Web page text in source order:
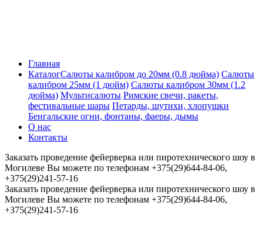
Главная
КаталогСалюты калибром до 20мм (0.8 дюйма) Салюты
калибром 25мм (1 дюйм) Салюты калибром 30мм (1.2
дюйма) Мультисалюты Римские свечи, ракеты,
фестивальные шары Петарды, шутихи, хлопушки
Бенгальские огни, фонтаны, фаеры, дымы
О нас
Контакты
Заказать проведение фейерверка или пиротехнического шоу в
Могилеве Вы можете по телефонам +375(29)644-84-06,
+375(29)241-57-16
Заказать проведение фейерверка или пиротехнического шоу в
Могилеве Вы можете по телефонам +375(29)644-84-06,
+375(29)241-57-16